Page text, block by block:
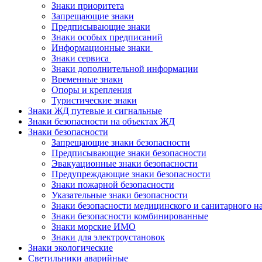
Знаки приоритета
Запрещающие знаки
Предписывающие знаки
Знаки особых предписаний
Информационные знаки
Знаки сервиса
Знаки дополнительной информации
Временные знаки
Опоры и крепления
Туристические знаки
Знаки ЖД путевые и сигнальные
Знаки безопасности на объектах ЖД
Знаки безопасности
Запрещающие знаки безопасности
Предписывающие знаки безопасности
Эвакуационные знаки безопасности
Предупреждающие знаки безопасности
Знаки пожарной безопасности
Указательные знаки безопасности
Знаки безопасности медицинского и санитарного
Знаки безопасности комбинированные
Знаки морские ИМО
Знаки для электроустановок
Знаки экологические
Светильники аварийные